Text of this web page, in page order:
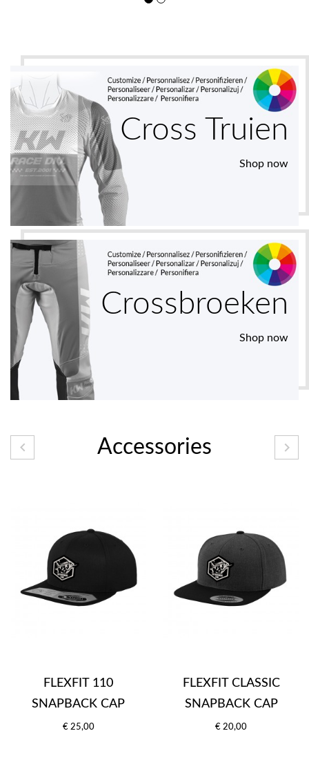
Cross Truien
Shop now
Crossbroeken
Shop now
Accessories
FLEXFIT 110
SNAPBACK CAP
€ 25,00
FLEXFIT CLASSIC
SNAPBACK CAP
€ 20,00
 